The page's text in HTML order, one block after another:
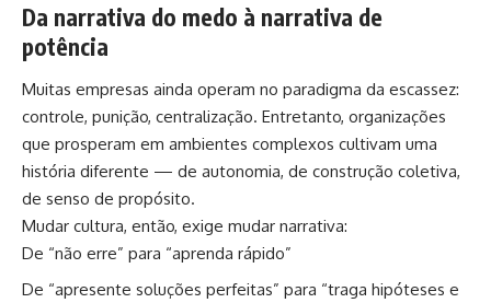
Da narrativa do medo à narrativa de
potência
Muitas empresas ainda operam no paradigma da escassez:
controle, punição, centralização. Entretanto, organizações
que prosperam em ambientes complexos cultivam uma
história diferente — de autonomia, de construção coletiva,
de senso de propósito.
Mudar cultura, então, exige mudar narrativa:
De “não erre” para “aprenda rápido”
De “apresente soluções perfeitas” para “traga hipóteses e